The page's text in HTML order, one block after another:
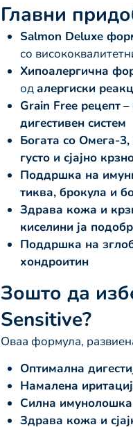
Главни
Salmon Deluxe
со
Хипоалергична
одалергиски
Grain Free рецепт–
дигестивен систем
Богата со Омега-
густо и сјајно
Поддршка на
тиква, брокула и
Здрава кожа и
киселини ја
Поддршка на
хондроитин
Зошто да
Sensitive?
Оваа формула,
Оптимална
Намалена
Силна
Здрава кожа и